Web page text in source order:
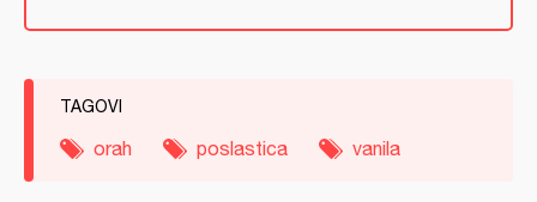
TAGOVI
orah poslastica vanila